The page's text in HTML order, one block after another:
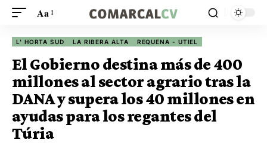
Aa
L' HORTA SUD LA RIBERA ALTA REQUENA - UTIEL
El Gobierno destina más de 400
millones al sector agrario tras la
DANA y supera los 40 millones en
ayudas para los regantes del
Túria